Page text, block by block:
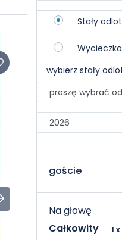
Stały odlot
wybierz stały
goście
Na głowę
Całkowity 1